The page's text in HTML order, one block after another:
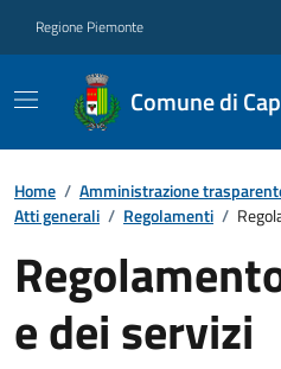
Regione Piemonte
Comune di
Home / Amministrazione
Atti generali / Regolamenti /
e dei servizi